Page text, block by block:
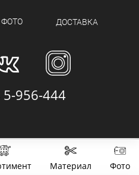
Материал Фото
ФОТО ДОСТАВКА
956-444